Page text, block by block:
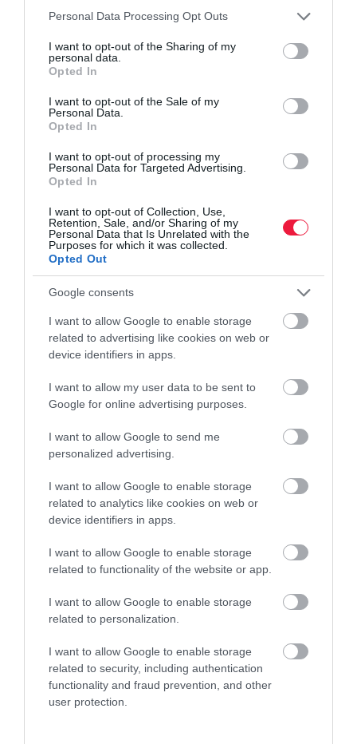
Please note that this website/app uses one or more Google
not limited to your visit or usage behaviour. You may click to
grant or deny consent to Google and its third-party tags to
use your data for below specified purposes in below Google
consent section.
Personal Data Processing Opt Outs
I want to opt-out of the Sharing of my
personal data.
Opted In
I want to opt-out of the Sale of my
Personal Data.
Opted In
I want to opt-out of processing my
Personal Data for Targeted Advertising.
Opted In
I want to opt-out of Collection, Use,
Retention, Sale, and/or Sharing of my
Personal Data that Is Unrelated with the
Purposes for which it was collected.
Opted Out
Google consents
I want to allow Google to enable storage
related to advertising like cookies on web or
device identifiers in apps.
I want to allow my user data to be sent to
Google for online advertising purposes.
I want to allow Google to send me
personalized advertising.
I want to allow Google to enable storage
related to analytics like cookies on web or
device identifiers in apps.
I want to allow Google to enable storage
related to functionality of the website or app.
I want to allow Google to enable storage
related to personalization.
I want to allow Google to enable storage
related to security, including authentication
functionality and fraud prevention, and other
user protection.
befektetés fixmáp állampapír pénzügyek ákk
a fanok
Július utolsó hétvégéjén 40. alkalommal bőgnek fel a motorok a
Hungaroringen, az érdeklődés viszont változatlan. Péntekre és
szombatra még találhatunk jegyeket, a vasárnap azonban már
régóta teltház.